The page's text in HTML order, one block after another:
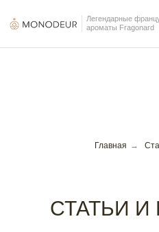
ароматы Fragonard
Главная →
СТАТЬИ